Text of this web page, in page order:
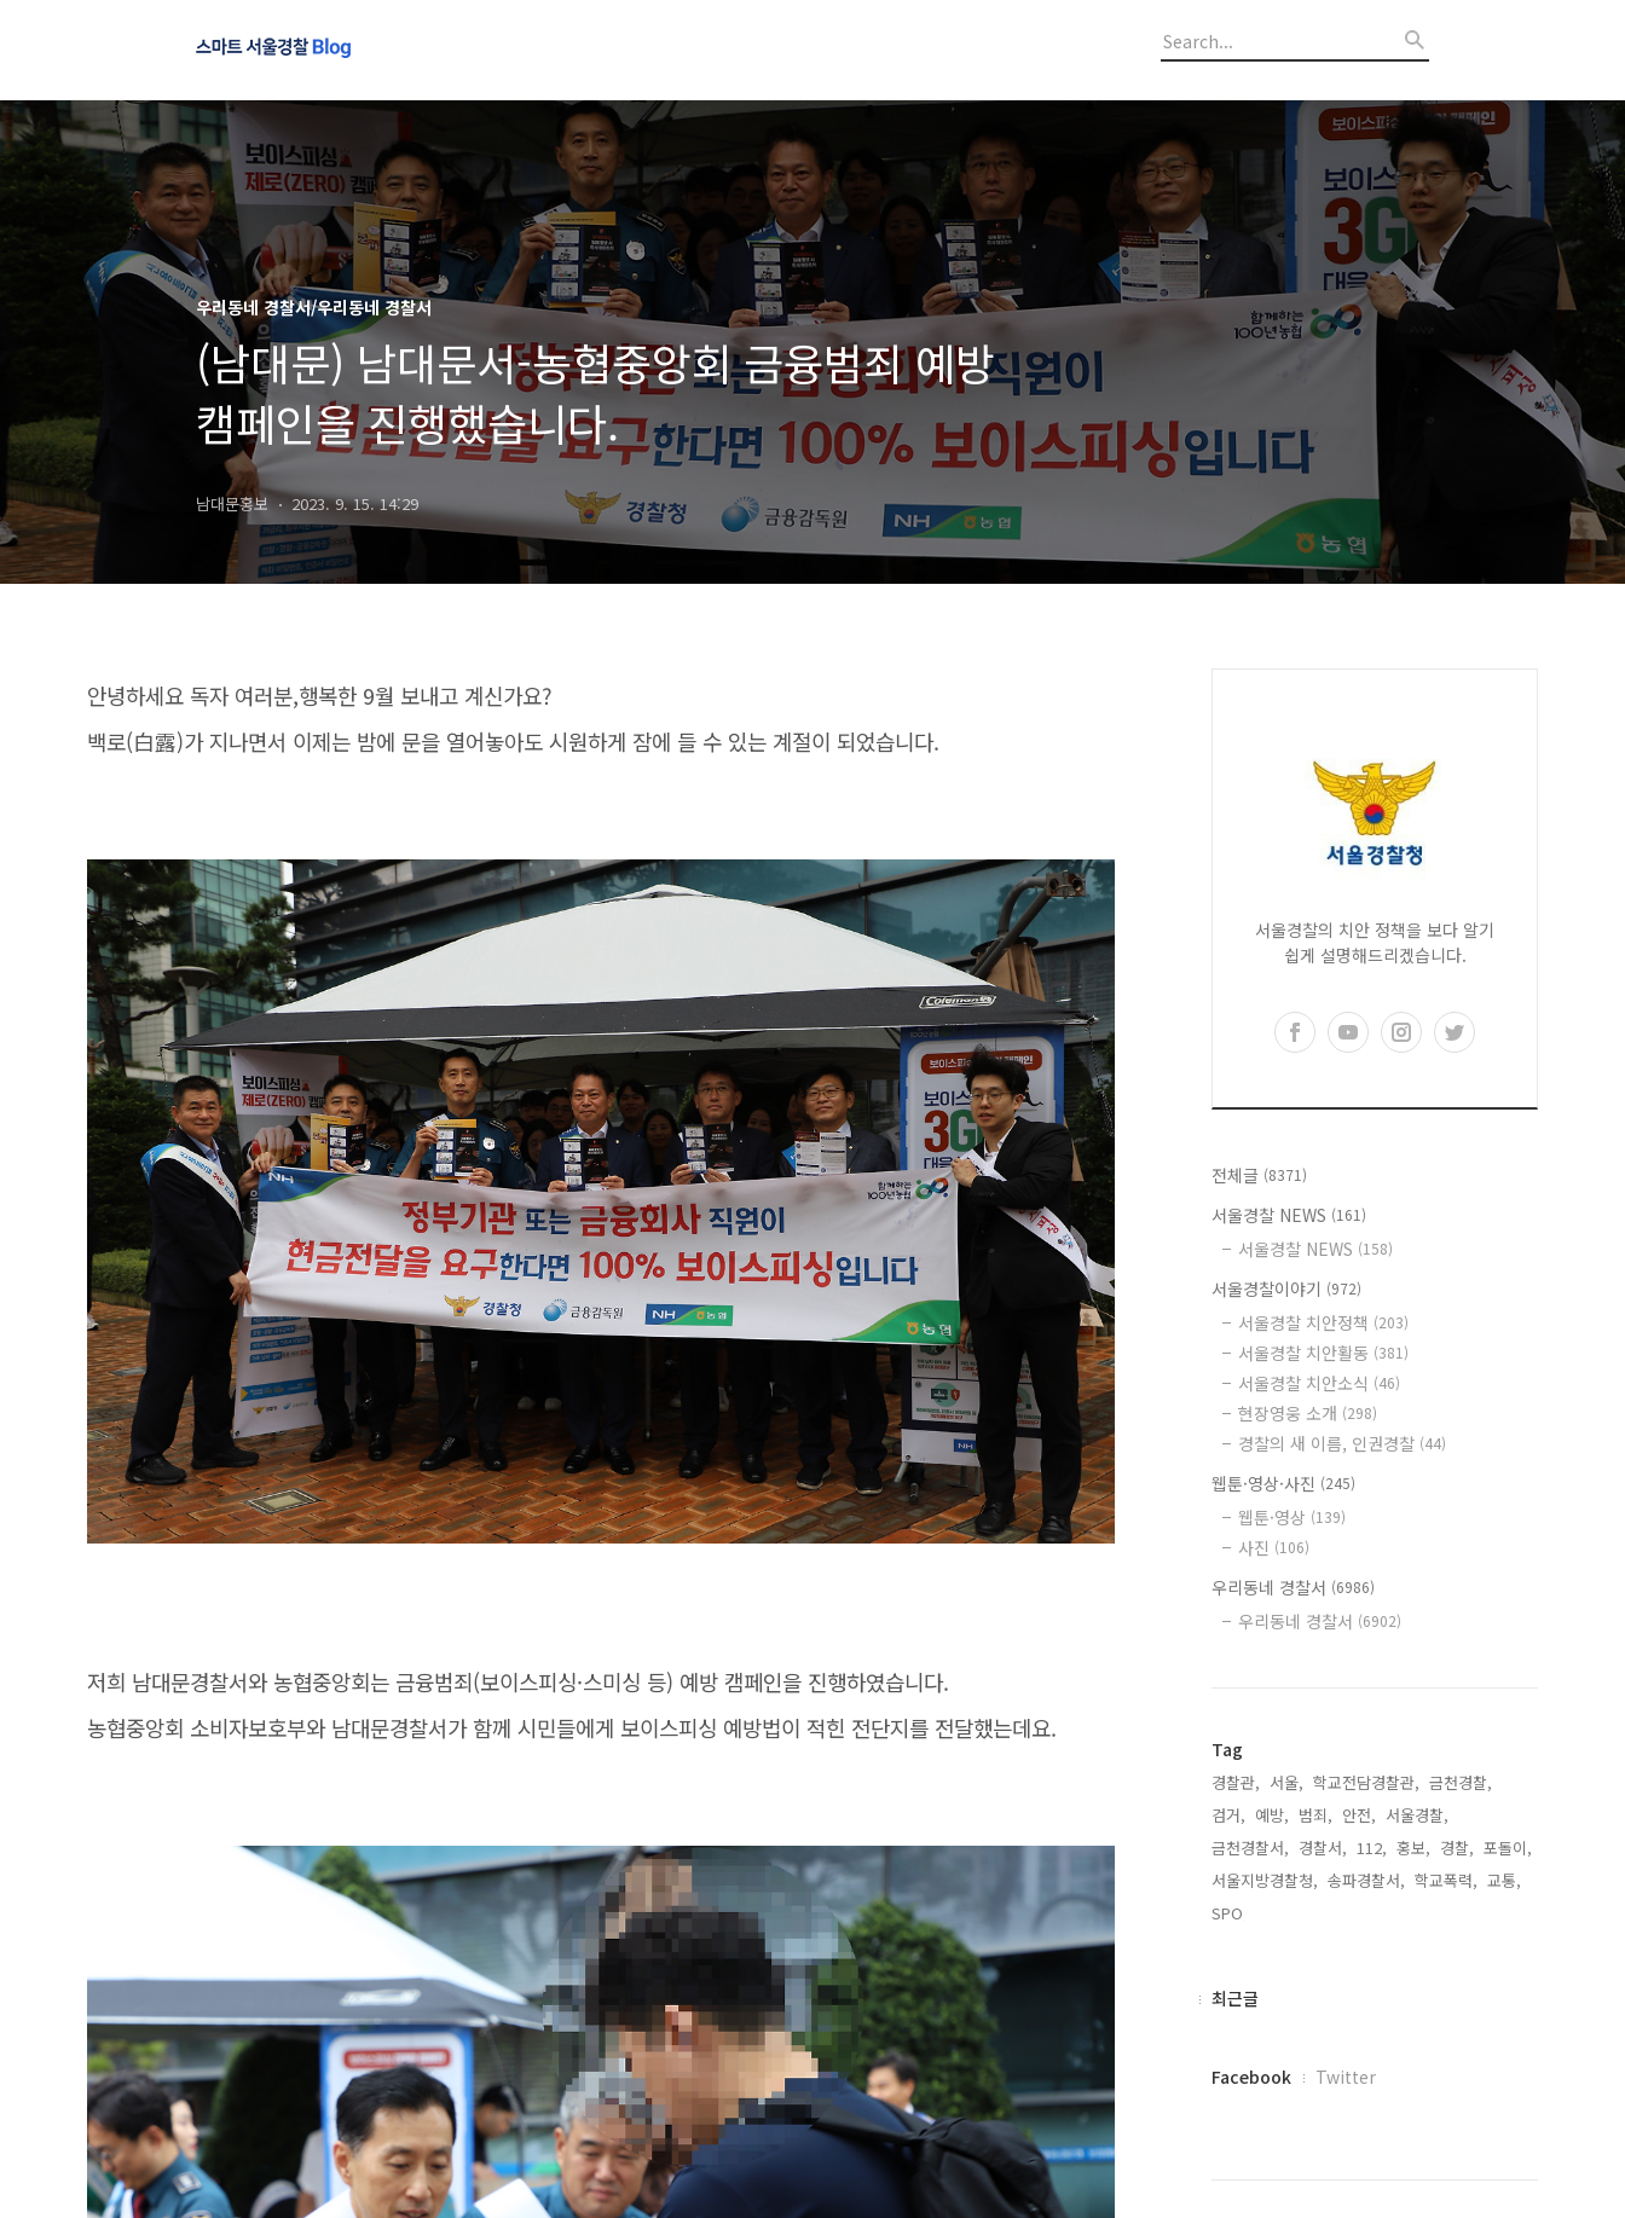
우리동네 경찰서/우리동네 경찰서
(남대문) 남대문서-농협중앙회 금융범죄 예방
캠페인을 진행했습니다.
남대문홍보 2023. 9. 15. 14:29
안녕하세요 독자 여러분,행복한 9월 보내고 계신가요?
백로(白露)가 지나면서 이제는 밤에 문을 열어놓아도 시원하게 잠에 들 수 있는 계절이 되었습니다.
저희 남대문경찰서와 농협중앙회는 금융범죄(보이스피싱·스미싱 등) 예방 캠페인을 진행하였습니다.
농협중앙회 소비자보호부와 남대문경찰서가 함께 시민들에게 보이스피싱 예방법이 적힌 전단지를 전달했는데요.
서울경찰의 치안 정책을 보다 알기
쉽게 설명해드리겠습니다.
전체글 (8371)
서울경찰 NEWS (161)
서울경찰 NEWS (158)
서울경찰이야기 (972)
서울경찰 치안정책 (203)
서울경찰 치안활동 (381)
서울경찰 치안소식 (46)
현장영웅 소개 (298)
경찰의 새 이름, 인권경찰 (44)
웹툰·영상·사진 (245)
웹툰·영상 (139)
사진 (106)
우리동네 경찰서 (6986)
우리동네 경찰서 (6902)
Tag
경찰관, 서울, 학교전담경찰관, 금천경찰,
검거, 예방, 범죄, 안전, 서울경찰,
금천경찰서, 경찰서, 112, 홍보, 경찰, 포돌이,
서울지방경찰청, 송파경찰서, 학교폭력, 교통,
SPO,
최
최근글
페
Facebook Twitter